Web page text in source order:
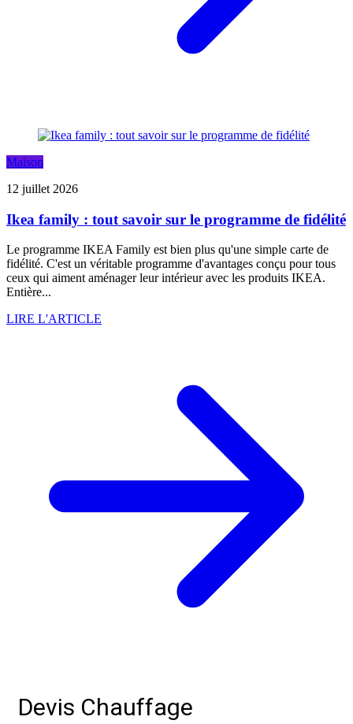
Maison
12 juillet 2026
Ikea family : tout savoir sur le programme de fidélité
Le programme IKEA Family est bien plus qu'une simple carte de
fidélité. C'est un véritable programme d'avantages conçu pour tous
ceux qui aiment aménager leur intérieur avec les produits IKEA.
Entière...
LIRE L'ARTICLE
Devis Chauffage